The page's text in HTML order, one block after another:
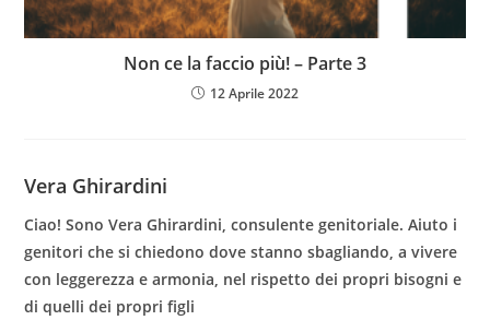
Non ce la faccio più! – Parte 3
12 Aprile 2022
Vera Ghirardini
Ciao! Sono Vera Ghirardini, consulente genitoriale. Aiuto i
genitori che si chiedono dove stanno sbagliando, a vivere
con leggerezza e armonia, nel rispetto dei propri bisogni e
di quelli dei propri figli